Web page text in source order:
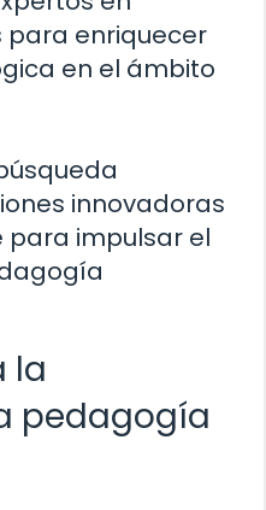
para enriquecer
en el ámbito
innovadoras
para impulsar el
la
pedagogía